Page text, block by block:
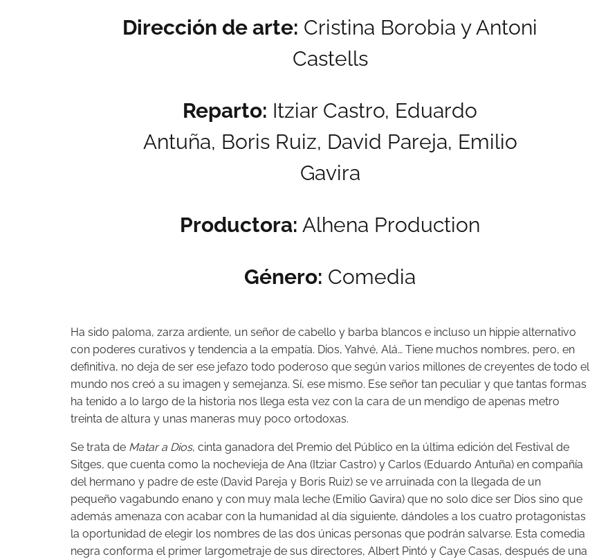
Dirección de arte: Cristina Borobia y Antoni
Castells
Reparto: Itziar Castro, Eduardo
Antuña, Boris Ruiz, David Pareja, Emilio
Gavira
Productora: Alhena Production
Género: Comedia
Ha sido paloma, zarza ardiente, un señor de cabello y barba blancos e incluso un hippie alternativo
con poderes curativos y tendencia a la empatía. Dios, Yahvé, Alá… Tiene muchos nombres, pero, en
definitiva, no deja de ser ese jefazo todo poderoso que según varios millones de creyentes de todo el
mundo nos creó a su imagen y semejanza. Sí, ese mismo. Ese señor tan peculiar y que tantas formas
ha tenido a lo largo de la historia nos llega esta vez con la cara de un mendigo de apenas metro
treinta de altura y unas maneras muy poco ortodoxas.
Se trata de Matar a Dios, cinta ganadora del Premio del Público en la última edición del Festival de
Sitges, que cuenta como la nochevieja de Ana (Itziar Castro) y Carlos (Eduardo Antuña) en compañía
del hermano y padre de este (David Pareja y Boris Ruiz) se ve arruinada con la llegada de un
pequeño vagabundo enano y con muy mala leche (Emilio Gavira) que no solo dice ser Dios sino que
además amenaza con acabar con la humanidad al día siguiente, dándoles a los cuatro protagonistas
la oportunidad de elegir los nombres de las dos únicas personas que podrán salvarse. Esta comedia
negra conforma el primer largometraje de sus directores, Albert Pintó y Caye Casas, después de una